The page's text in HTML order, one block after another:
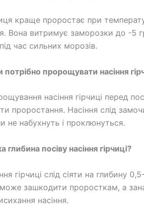
краще проростає при
Вона витримує заморозки до -5
час сильних морозів.
пророщувати насіння
насіння гірчиці перед
проростання. Насіння слід
не набухнуть і проклюнуться.
глибина посіву насіння гірчиці?
гірчиці слід сіяти на глибину
може зашкодити проросткам, а
насіння.